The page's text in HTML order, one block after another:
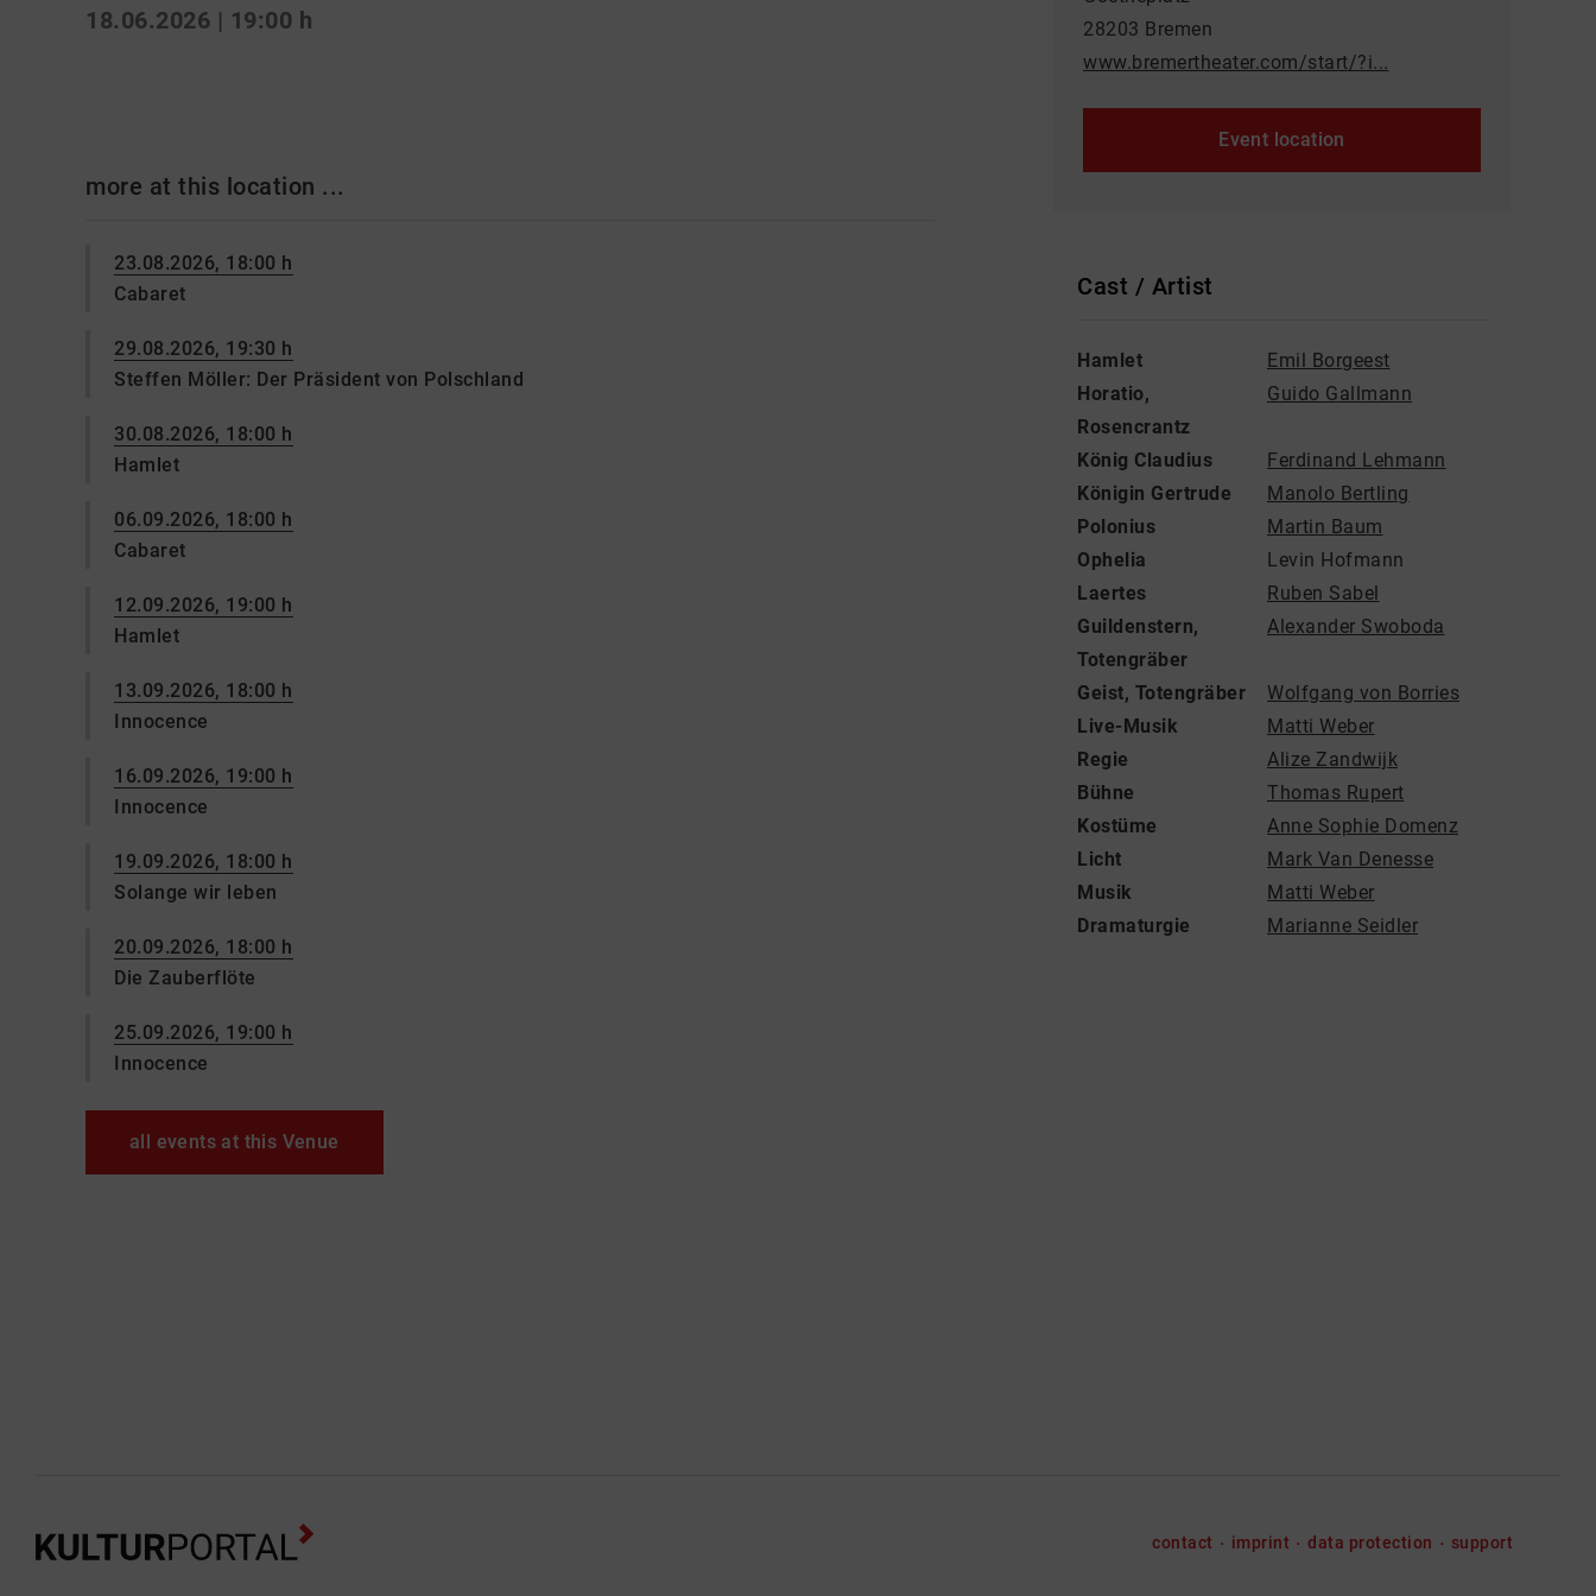
18.06.2026 | 19:00 h
more at this location ...
23.08.2026, 18:00 h
Cabaret
29.08.2026, 19:30 h
Steffen Möller: Der Präsident von Polschland
30.08.2026, 18:00 h
Hamlet
06.09.2026, 18:00 h
Cabaret
12.09.2026, 19:00 h
Hamlet
13.09.2026, 18:00 h
Innocence
16.09.2026, 19:00 h
Innocence
19.09.2026, 18:00 h
Solange wir leben
20.09.2026, 18:00 h
Die Zauberflöte
25.09.2026, 19:00 h
Innocence
all events at this Venue
28203 Bremen
www.bremertheater.com/start/?i...
Event location
Cast / Artist
Hamlet
Emil Borgeest
Horatio,
Rosencrantz
Guido Gallmann
König Claudius
Ferdinand Lehmann
Königin Gertrude
Manolo Bertling
Polonius
Martin Baum
Ophelia
Levin Hofmann
Laertes
Ruben Sabel
Guildenstern,
Totengräber
Alexander Swoboda
Geist, Totengräber
Wolfgang von Borries
Live-Musik
Matti Weber
Regie
Alize Zandwijk
Bühne
Thomas Rupert
Kostüme
Anne Sophie Domenz
Licht
Mark Van Denesse
Musik
Matti Weber
Dramaturgie
Marianne Seidler
contact imprint data protection support